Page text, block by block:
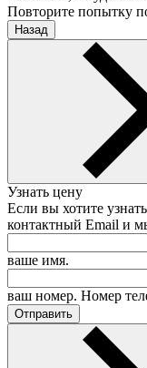
Повторите попытку
Назад
Узнать цену
Если вы хотите
контактный Email и
ваше имя.
ваш номер. Номер